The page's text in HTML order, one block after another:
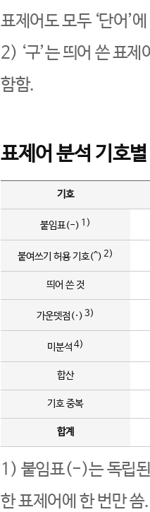
표제어도 모두 ‘단어’
2) ‘구’는 띄어 쓴 표
함함.
표제어 분석 기호
기호
붙임표(-) 1)
붙여쓰기 허용 기호(^) 2)
띄어 쓴 것
가운뎃점(·) 3)
미분석 4)
합산
기호 중복
합계
1) 붙임표(-)는 독립된
한 표제어에 한 번만